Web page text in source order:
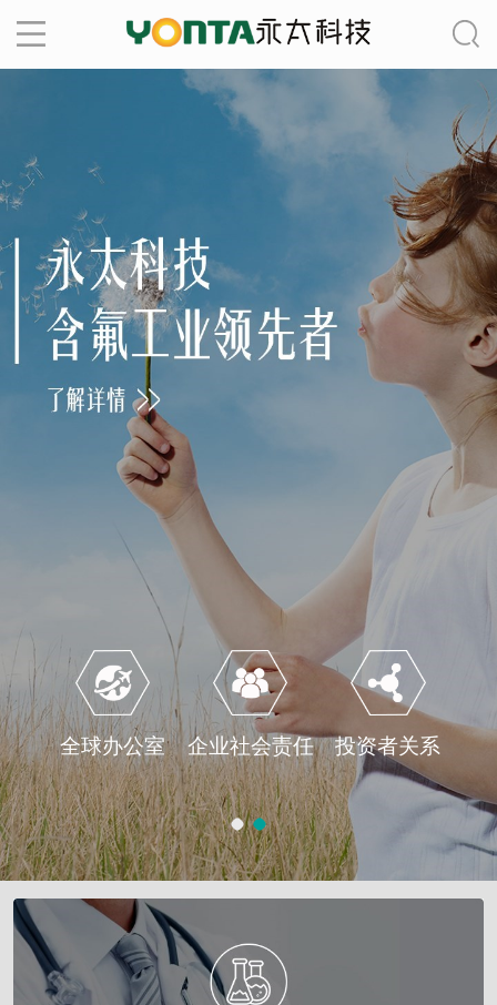
全球办公室 企业社会责任 投资者关系